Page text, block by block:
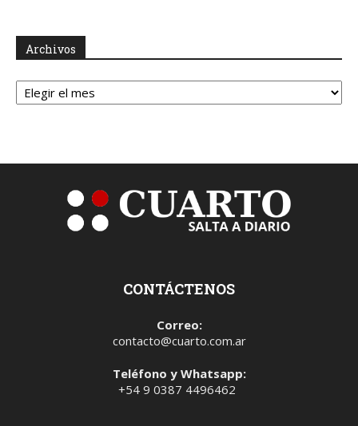
Archivos
Archivos
CONTÁCTENOS
Correo:
contacto@cuarto.com.ar
Teléfono y Whatsapp:
+54 9 0387 4496462